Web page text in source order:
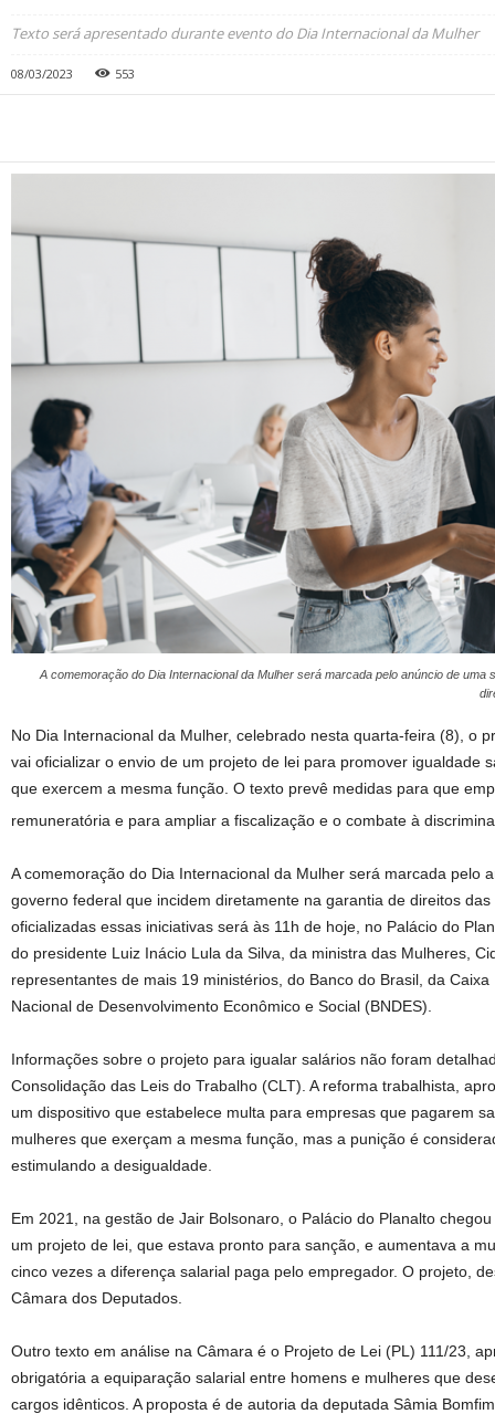
Texto será apresentado durante evento do Dia Internacional da Mulher
08/03/2023 553
A comemoração do Dia Internacional da Mulher será marcada pelo anúncio de uma
No Dia Internacional da Mulher, celebrado nesta quarta-feira (8), o
vai oficializar o envio de um projeto de lei para promover igualdade
que exercem a mesma função. O texto prevê medidas para que
remuneratória e para ampliar a fiscalização e o combate à
A comemoração do Dia Internacional da Mulher será marcada pelo
governo federal que incidem diretamente na garantia de direitos
oficializadas essas iniciativas será às 11h de hoje, no Palácio do
do presidente Luiz Inácio Lula da Silva, da ministra das Mulheres,
representantes de mais 19 ministérios, do Banco do Brasil, da
Nacional de Desenvolvimento Econômico e Social (BNDES).
Informações sobre o projeto para igualar salários não foram
Consolidação das Leis do Trabalho (CLT). A reforma trabalhista,
um dispositivo que estabelece multa para empresas que pagarem
mulheres que exerçam a mesma função, mas a punição é
estimulando a desigualdade.
Em 2021, na gestão de Jair Bolsonaro, o Palácio do Planalto
um projeto de lei, que estava pronto para sanção, e aumentava a
cinco vezes a diferença salarial paga pelo empregador. O projeto,
Câmara dos Deputados.
Outro texto em análise na Câmara é o Projeto de Lei (PL) 111/23,
obrigatória a equiparação salarial entre homens e mulheres que
cargos idênticos. A proposta é de autoria da deputada Sâmia